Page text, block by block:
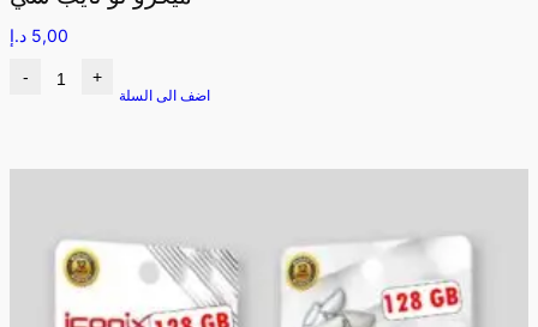
5,00 د.إ
- +
اضف الى السلة